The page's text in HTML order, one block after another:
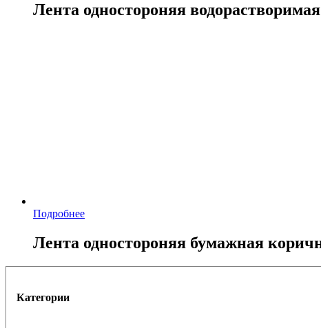
Лента одностороняя
Подробнее
Лента одностороняя бумажная
Категории